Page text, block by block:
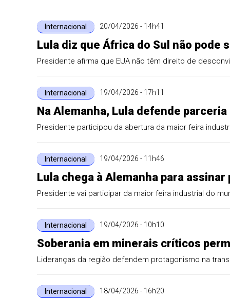
Internacional 20/04/2026 - 14h41
Lula diz que África do Sul não pode
Presidente afirma que EUA não têm direito de
Internacional 19/04/2026 - 17h11
Na Alemanha, Lula defende
Presidente participou da abertura da maior feira
Internacional 19/04/2026 - 11h46
Lula chega à Alemanha para
Presidente vai participar da maior feira industrial do
Internacional 19/04/2026 - 10h10
Soberania em minerais críticos
Lideranças da região defendem protagonismo na
Internacional 18/04/2026 - 16h20